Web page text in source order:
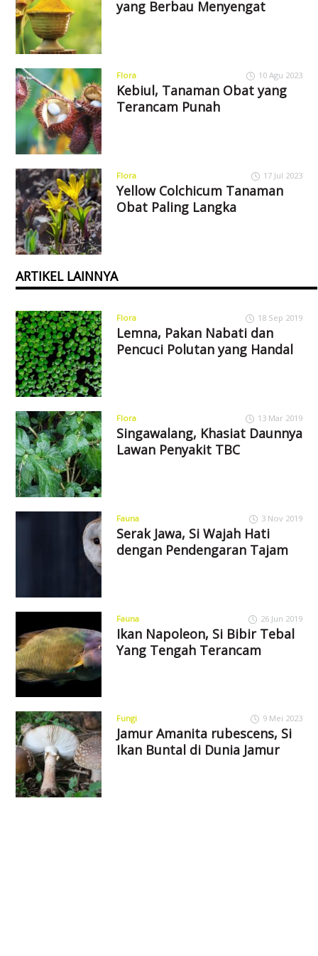
yang Berbau Menyengat
Flora 10 Agu 2023
Kebiul, Tanaman Obat yang
Terancam Punah
Flora 17 Jul 2023
Yellow Colchicum Tanaman
Obat Paling Langka
ARTIKEL LAINNYA
Flora 18 Sep 2019
Lemna, Pakan Nabati dan
Pencuci Polutan yang Handal
Flora 13 Mar 2019
Singawalang, Khasiat Daunnya
Lawan Penyakit TBC
Fauna 3 Nov 2019
Serak Jawa, Si Wajah Hati
dengan Pendengaran Tajam
Fauna 26 Jun 2019
Ikan Napoleon, Si Bibir Tebal
Yang Tengah Terancam
Fungi 9 Mei 2023
Jamur Amanita rubescens, Si
Ikan Buntal di Dunia Jamur